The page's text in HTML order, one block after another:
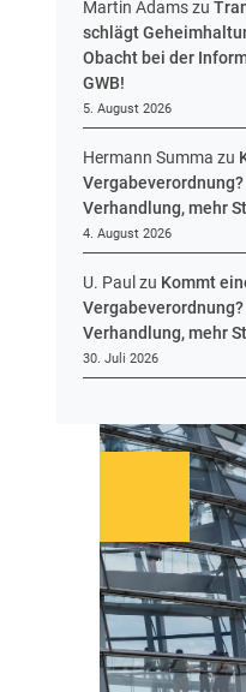
Martin Adamszu
schlägt
Obacht bei der
GWB!
5. August 2026
Hermann Summa zu
Verhandlung, mehr
4. August 2026
U. Paul zu Kommt
Verhandlung, mehr
30. Juli 2026